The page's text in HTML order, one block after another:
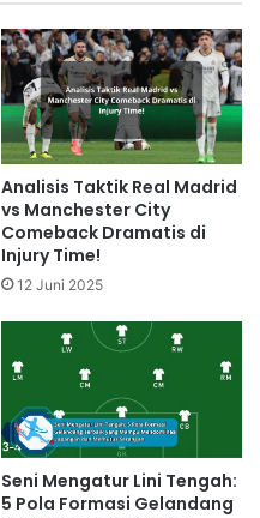
Analisis Taktik Real Madrid
vs Manchester City
Comeback Dramatis di
Injury Time!
12 Juni 2025
Seni Mengatur Lini Tengah:
5 Pola Formasi Gelandang